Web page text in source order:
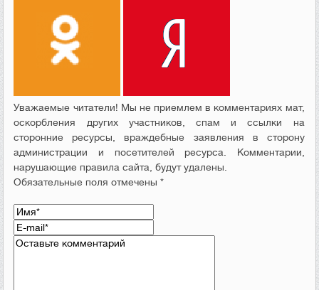
Уважаемые читатели! Мы не приемлем в комментариях мат,
оскорбления других участников, спам и ссылки на
сторонние ресурсы, враждебные заявления в сторону
администрации и посетителей ресурса. Комментарии,
нарушающие правила сайта, будут удалены.
Обязательные поля отмечены *